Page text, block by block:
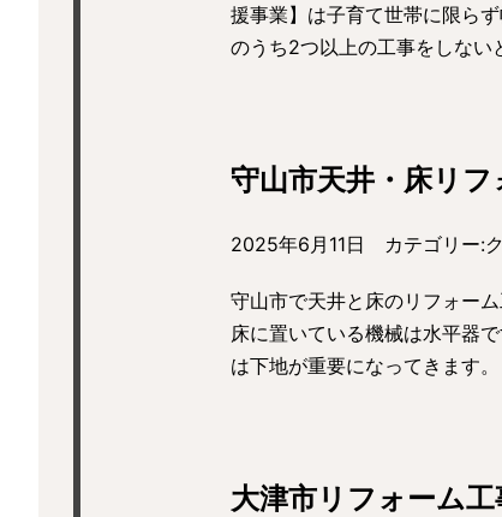
援事業】は子育て世帯に限ら
のうち2つ以上の工事をしない
守山市天井・床リ
2025年6月11日 カテゴリー:
守山市で天井と床のリフ
床に置いている機械は水平器
は下地が重要になってきます。
大津市リフォーム工